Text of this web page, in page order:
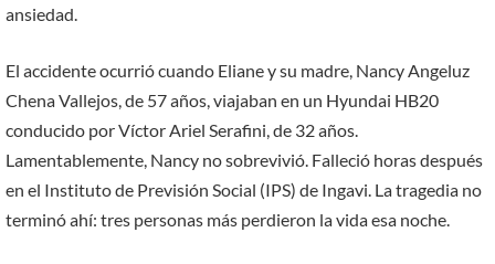
ansiedad.
El accidente ocurrió cuando Eliane y su madre, Nancy Angeluz
Chena Vallejos, de 57 años, viajaban en un Hyundai HB20
conducido por Víctor Ariel Serafini, de 32 años.
Lamentablemente, Nancy no sobrevivió. Falleció horas después
en el Instituto de Previsión Social (IPS) de Ingavi. La tragedia no
terminó ahí: tres personas más perdieron la vida esa noche.